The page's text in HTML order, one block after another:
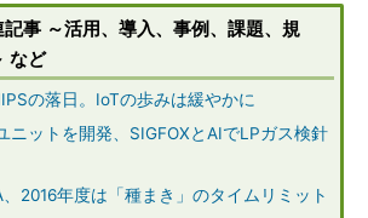
記事 ～活用、導入、事例、課題、規
など
の落日。IoTの歩みは緩やかに
ニットを開発、SIGFOXとAIでLPガス検針
2016年度は「種まき」のタイムリミット